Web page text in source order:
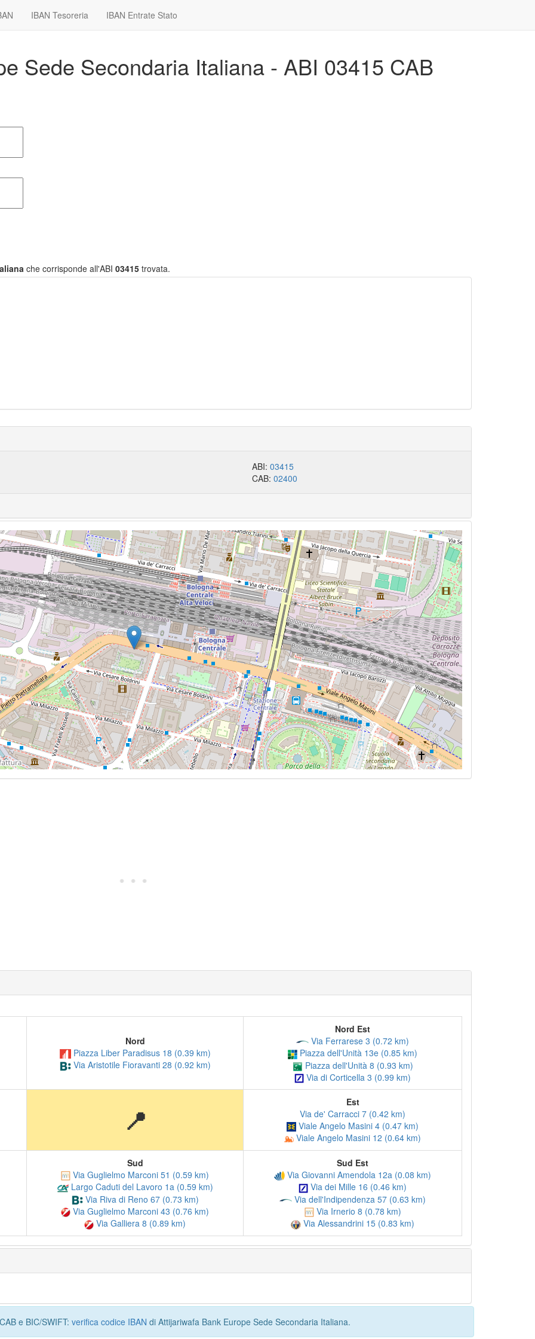
IBAN Tesoreria IBAN Entrate Stato
Sede Secondaria Italiana - ABI 03415 CAB
che corrisponde all'ABI 03415 trovata.
ABI:03415
CAB:02400
Nord
Piazza Liber Paradisus 18 (0.39 km)
Via Aristotile Fioravanti 28 (0.92 km)
Nord Est
Via Ferrarese 3 (0.72 km)
Piazza dell'Unità 13e (0.85 km)
Piazza dell'Unità 8 (0.93 km)
Via di Corticella 3 (0.99 km)
📍
Est
Via de' Carracci 7 (0.42 km)
Viale Angelo Masini 4 (0.47 km)
Viale Angelo Masini 12 (0.64 km)
Sud
Via Guglielmo Marconi 51 (0.59 km)
Largo Caduti del Lavoro 1a (0.59 km)
Via Riva di Reno 67 (0.73 km)
Via Guglielmo Marconi 43 (0.76 km)
Via Galliera 8 (0.89 km)
Sud Est
Via Giovanni Amendola 12a (0.08 km)
Via dei Mille 16 (0.46 km)
Via dell'Indipendenza 57 (0.63 km)
Via Irnerio 8 (0.78 km)
Via Alessandrini 15 (0.83 km)
e BIC/SWIFT: verifica codice IBAN di Attijariwafa Bank Europe Sede Secondaria Italiana.